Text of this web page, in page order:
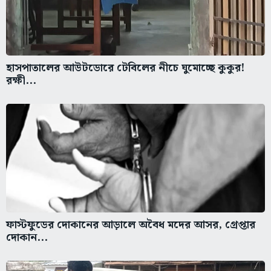
হাসপাতালের আউটডোরে টেবিলের নীচে ঘুমোচ্ছে কুকুর!
রক্ষী...
ফাস্টফুডের দোকানের আড়ালে অবৈধ মদের আসর, গ্রেপ্তার
দোকান...